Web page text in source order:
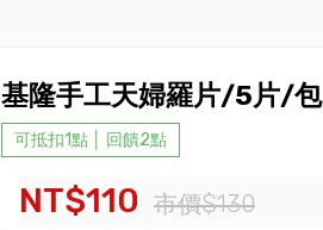
基隆手工天婦羅片/5片/包
可抵扣1點 │ 回饋2點
NT$110 市價$130